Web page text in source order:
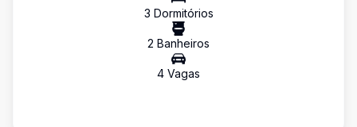
3 Dormitórios
2 Banheiros
4 Vagas